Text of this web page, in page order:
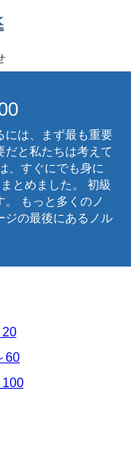
には、まず最も重要
だと私たちは考えて
、すぐにでも身に
とめました。 初級
もっと多くのノ
ジの最後にあるノル
20
60
100